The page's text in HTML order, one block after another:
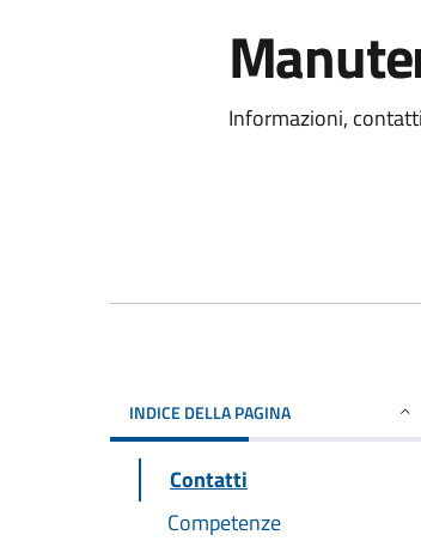
Informazioni,
INDICE DELLA PAGINA
Contatti
Competenze